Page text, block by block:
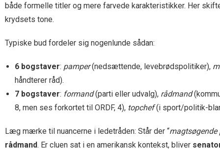
både formelle titler og mere farvede karakteristikker. Her
krydsets tone.
Typiske bud fordeler sig nogenlunde sådan:
6 bogstaver: pamper(nedsættende, levebrødspolitiker),
håndterer råd).
7 bogstaver: formand(parti eller udvalg), rådmand
8, men ses forkortet til ORDF, 4), topchef(i sport/politik-
Læg mærke til nuancerne i ledetråden: Står der “magtsøgende
rådmand. Er cluen sat i en amerikansk kontekst, bliver